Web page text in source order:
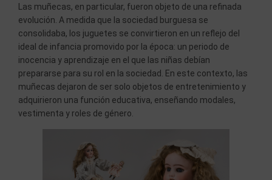
Las muñecas, en particular, fueron objeto de una refinada
evolución. A medida que la sociedad burguesa se
consolidaba, los juguetes se convirtieron en un reflejo del
ideal de infancia promovido por la época: un periodo de
inocencia y aprendizaje en el que las niñas debían
prepararse para su rol en la sociedad. En este contexto, las
muñecas dejaron de ser solo objetos de entretenimiento y
adquirieron una función educativa, enseñando modales,
vestimenta y roles de género.